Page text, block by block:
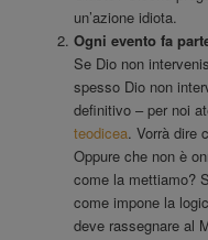
un’azione idiota.
Ogni evento fa
Se Dio non
spesso Dio non
definitivo – per noi
teodicea. Vorrà dire
Oppure che non è
come la mettiamo?
come impone la
deve rassegnare al